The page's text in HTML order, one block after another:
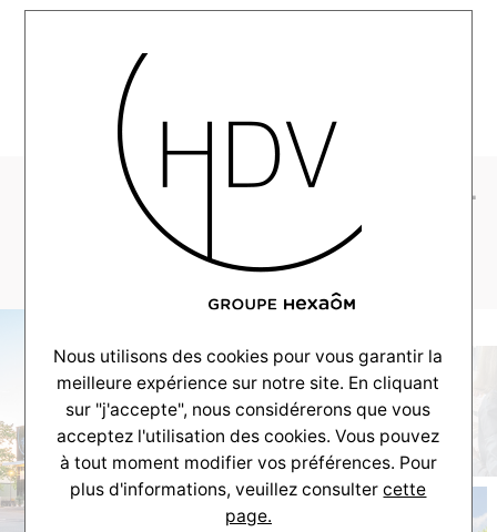
1_rue_cols_verts_web-
Nous utilisons des cookies pour vous garantir la
meilleure expérience sur notre site. En cliquant
sur "j'accepte", nous considérerons que vous
acceptez l'utilisation des cookies. Vous pouvez
à tout moment modifier vos préférences. Pour
plus d'informations, veuillez consultercette
page.